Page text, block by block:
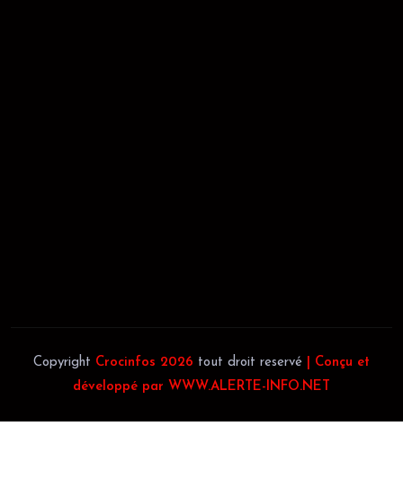
Copyright Crocinfos 2026 tout droit reservé
| Conçu et
développé par WWW.ALERTE-INFO.NET